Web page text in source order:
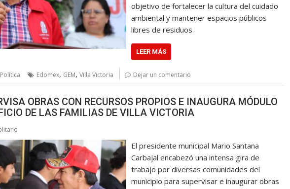
objetivo de fortalecer la cultura del cuidado
ambiental y mantener espacios públicos
libres de residuos.
LEER MÁS
Política Edomex, GEM, Villa Victoria Dejar un comentario
OBRAS CON RECURSOS PROPIOS E INAUGURA MÓDULO
DE LAS FAMILIAS DE VILLA VICTORIA
El presidente municipal Mario Santana
Carbajal encabezó una intensa gira de
trabajo por diversas comunidades del
municipio para supervisar e inaugurar obras